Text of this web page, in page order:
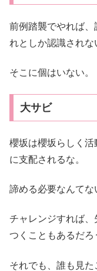
前例踏襲でやれば
れとしか認識されな
そこに個はいない。
大サビ
櫻坂は櫻坂らしく活
に支配されるな。
諦める必要なんてな
チャレンジすれば
つくこともあるだろ
それでも、誰も見